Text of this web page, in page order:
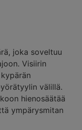
joka soveltuu
Visiirin
välillä.
hienosäätää
ympärysmitan